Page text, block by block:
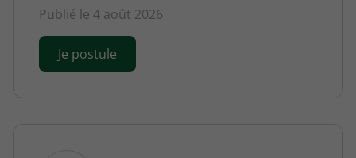
Publié le 4 août 2026
Je postule